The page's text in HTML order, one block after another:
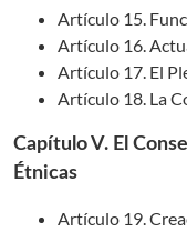
Artículo 15.
Artículo 16.
Artículo 17. El
Artículo 18. La
Capítulo V. El
Étnicas
Artículo 19.